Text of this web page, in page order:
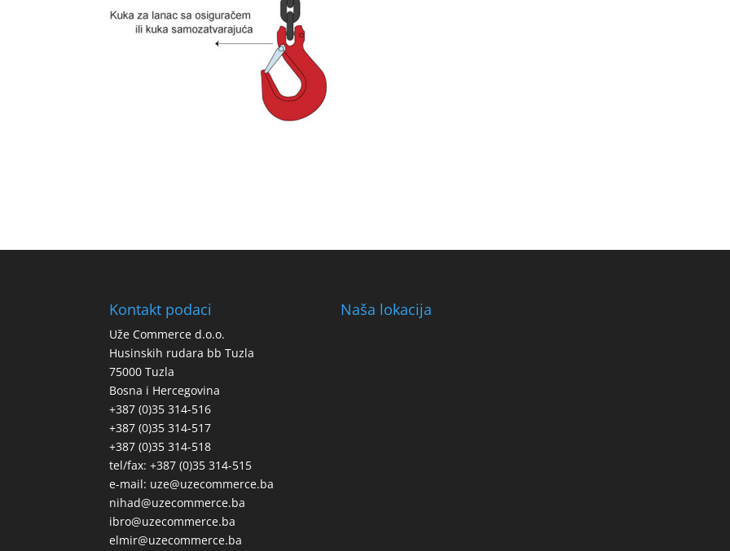
Kontakt podaci
Uže Commerce d.o.o.
Husinskih rudara bb Tuzla
75000 Tuzla
Bosna i Hercegovina
+387 (0)35 314-516
+387 (0)35 314-517
+387 (0)35 314-518
tel/fax: +387 (0)35 314-515
e-mail: uze@uzecommerce.ba
nihad@uzecommerce.ba
ibro@uzecommerce.ba
elmir@uzecommerce.ba
Naša lokacija